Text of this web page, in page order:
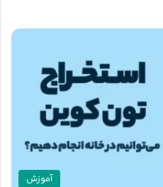
آموزش